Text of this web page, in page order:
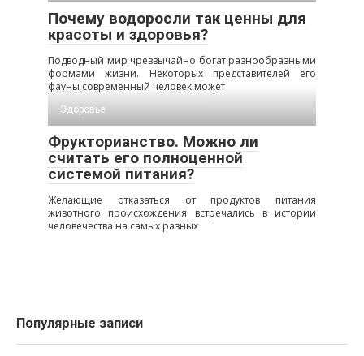
Почему водоросли так ценны для
красоты и здоровья?
Подводный мир чрезвычайно богат разнообразными
формами жизни. Некоторых представителей его
фауны современный человек может
Здоровье
Фрукторианство. Можно ли
считать его полноценной
системой питания?
Желающие отказаться от продуктов питания
животного происхождения встречались в истории
человечества на самых разных
Популярные записи